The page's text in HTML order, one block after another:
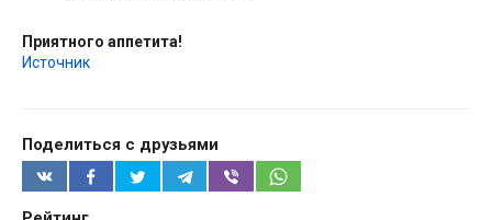
Приятного аппетита!
Источник
Поделиться с друзьями